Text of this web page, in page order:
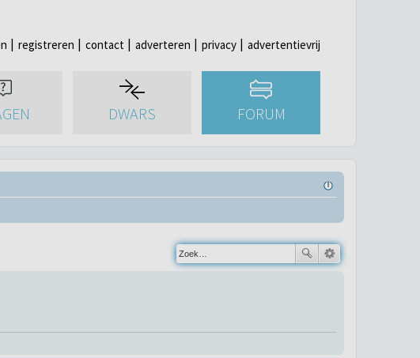
registreren contact adverteren privacy advertentievrij
DWARS FORUM